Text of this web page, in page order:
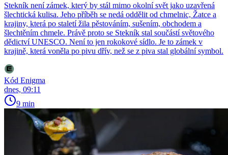
Stekník není zámek, který by stál mimo okolní svět jako uzavřená
šlechtická kulisa. Jeho příběh se nedá oddělit od chmelnic, Žatce a
krajiny, která po staletí žila pěstováním, sušením, obchodem a
šlechtěním chmele. Právě proto se Stekník stal součástí světového
dědictví UNESCO. Není to jen rokokové sídlo. Je to zámek v
krajině, která voněla po pivu dřív, než se z piva stal globální symbol.
Kód Enigma
dnes, 09:11
9 min